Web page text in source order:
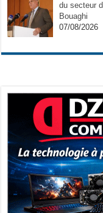
du secteur
Bouaghi
07/08/2026